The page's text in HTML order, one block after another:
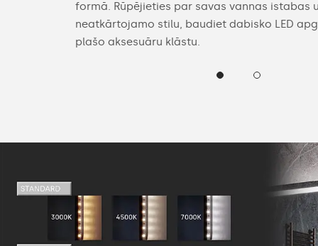
formā. Rūpējieties par savas vannas istabas
neatkārtojamo stilu, baudiet dabisko LED
plašo aksesuāru klāstu.